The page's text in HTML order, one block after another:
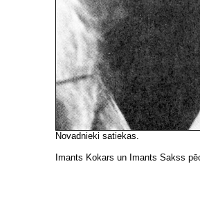
Novadnieki satiekas.
Imants Kokars un Imants Sakss